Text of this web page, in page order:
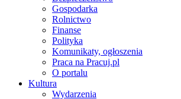
Gospodarka
Rolnictwo
Finanse
Polityka
Komunikaty, ogłoszenia
Praca na Pracuj.pl
O portalu
Kultura
Wydarzenia